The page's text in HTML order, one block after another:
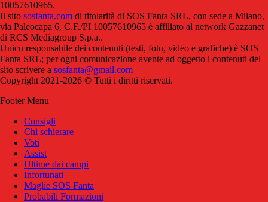
10057610965.
Il sito sosfanta.com di titolarità di SOS Fanta SRL, con sede a Milano,
via Paleocapa 6, C.F./PI 10057610965 è affiliato al network Gazzanet
di RCS Mediagroup S.p.a..
Unico responsabile dei contenuti (testi, foto, video e grafiche) è SOS
Fanta SRL; per ogni comunicazione avente ad oggetto i contenuti del
sito scrivere a sosfanta@gmail.com
Copyright 2021-2026 © Tutti i diritti riservati.
Footer Menu
Consigli
Chi schierare
Voti
Assist
Ultime dai campi
Infortunati
Maglie SOS Fanta
Probabili Formazioni